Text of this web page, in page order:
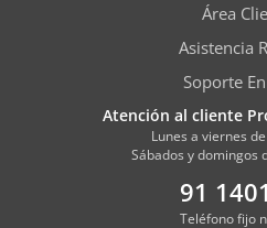
Área
Asistencia
Soporte
Atención al cliente
Lunes a viernes
Sábados y domingos
91
Teléfono fijo